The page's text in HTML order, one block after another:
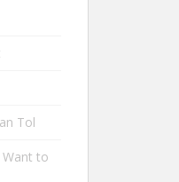
Tol
Want to